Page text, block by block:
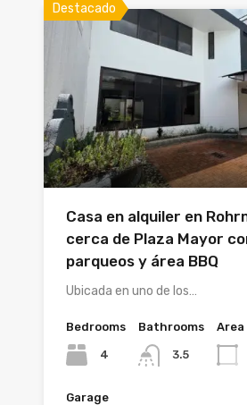
Destacado
Casa en alquiler en
cerca de Plaza Mayor
parqueos y área BBQ
Ubicada en uno de los…
Bedrooms
4
Bathrooms
3.5
Area
Garage